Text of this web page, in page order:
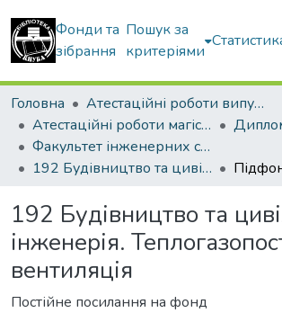
Фонди та
зібрання
Пошук за
критеріями
Головна
Атестаційні роботи випускників
Атестаційні роботи магістрів
Факультет інженерних систем та екології
192 Будівництво та цивільна інженерія. Теплогазопостачання і вентиляція
192 Будівництво та
інженерія.
вентиляція
Постійне посилання на фонд